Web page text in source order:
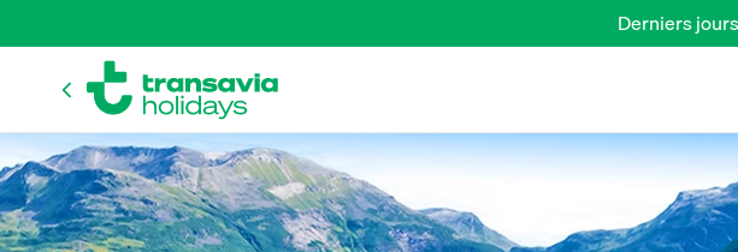
Derniers